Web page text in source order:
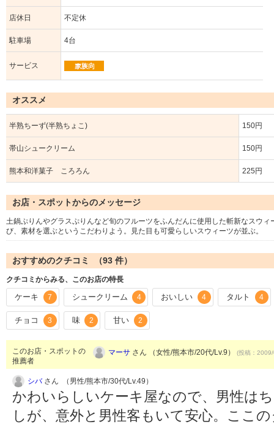
店休日 不定休
駐車場 4台
サービス
オススメ
半熟ちーず(半熟ちょこ) 150円
帯山シュークリーム 150円
熊本和洋菓子 ころろん 225円
お店・スポットからのメッセージ
土鍋ぷりんやグラスぷりんなど旬のフルーツをふんだんに使用した斬新なスウ
び、素材を選ぶというこだわりよう。見た目も可愛らしいスウィーツが並ぶ。
おすすめのクチコミ （93 件）
クチコミからみる、このお店の特長
ケーキ 7 シュークリーム 4 おいしい 4 タルト 4
チョコ 3 味 2 甘い 2
このお店・スポットの
推薦者
マーサ さん （女性/熊本市/20代/Lv.9） (投稿：
シバさん （男性/熊本市/30代/Lv.49）
かわいらしいケーキ屋なので、男性は
しが、意外と男性客もいて安心。ここ